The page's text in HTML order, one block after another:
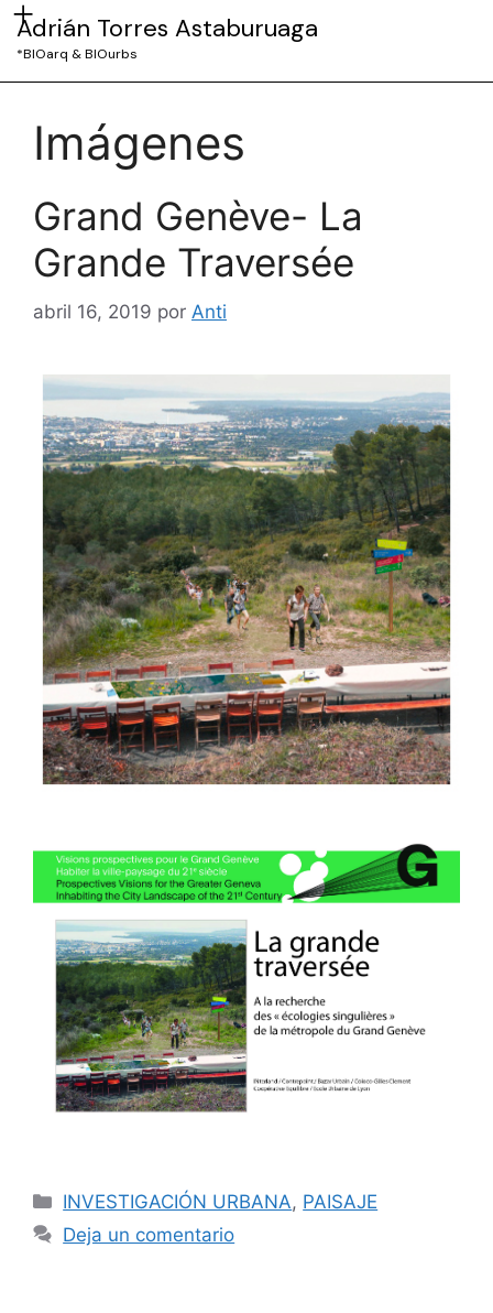
Adrián Torres Astaburuaga
*BIOarq & BIOurbs
Imágenes
Grand Genève- La
Grande Traversée
abril 16, 2019 por Anti
INVESTIGACIÓN URBANA, PAISAJE
Deja un comentario